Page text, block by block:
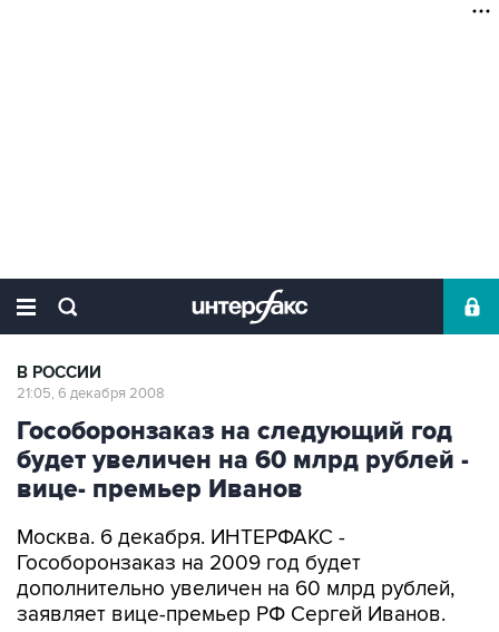
В РОССИИ
21:05, 6 декабря 2008
Гособоронзаказ на следующий год
будет увеличен на 60 млрд рублей -
вице- премьер Иванов
Москва. 6 декабря. ИНТЕРФАКС -
Гособоронзаказ на 2009 год будет
дополнительно увеличен на 60 млрд рублей,
заявляет вице-премьер РФ Сергей Иванов.